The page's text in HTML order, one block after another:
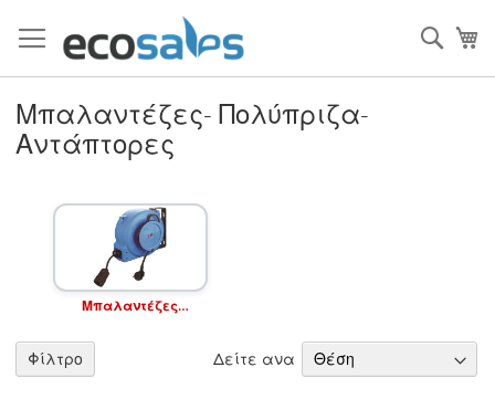
στο
περιεχόμενο
Μπαλαντέζες- Πολύπριζα-
Αντάπτορες
Μπαλαντέζες
είδη Δείτε ανα
Φίλτρο